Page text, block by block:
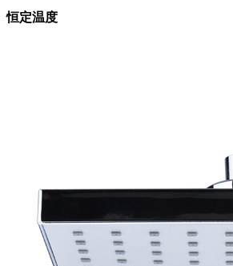
恒定温度